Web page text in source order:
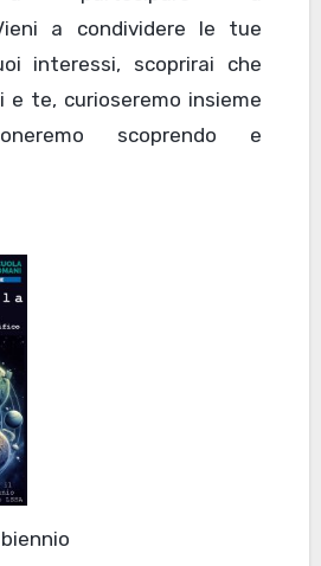
a condividere le tue
interessi, scoprirai che
e te, curioseremo insieme
scoprendo e